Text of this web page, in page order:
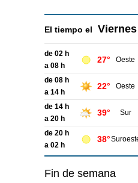
El tiempo el Viernes
de 02 h
a 08 h
27° Oeste
de 08 h
a 14 h
22° Oeste
de 14 h
a 20 h
39° Sur
de 20 h
a 02 h
38°
Fin de semana